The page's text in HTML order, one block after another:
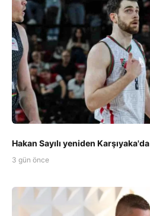
Hakan Sayılı yeniden Karşıyaka'da
3 gün önce